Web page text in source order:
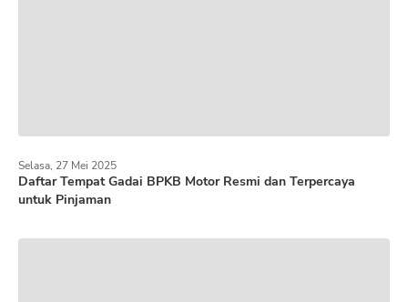
Daftar Tempat Gadai BPKB Motor Resmi dan Terpercaya
untuk Pinjaman
Selasa, 27 Mei 2025